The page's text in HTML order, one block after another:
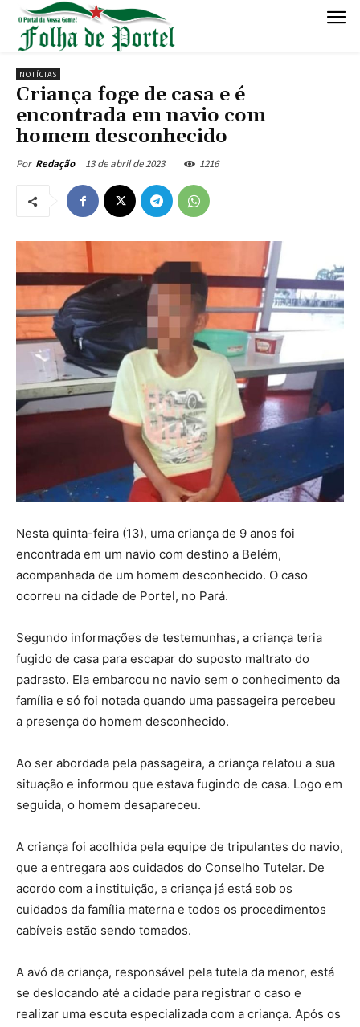
NOTÍCIAS
Criança foge de casa e é
encontrada em navio com
homem desconhecido
Por Redação 13 de abril de 2023 1216
Nesta quinta-feira (13), uma criança de 9 anos foi
encontrada em um navio com destino a Belém,
acompanhada de um homem desconhecido. O caso
ocorreu na cidade de Portel, no Pará.
Segundo informações de testemunhas, a criança teria
fugido de casa para escapar do suposto maltrato do
padrasto. Ela embarcou no navio sem o conhecimento da
família e só foi notada quando uma passageira percebeu
a presença do homem desconhecido.
Ao ser abordada pela passageira, a criança relatou a sua
situação e informou que estava fugindo de casa. Logo em
seguida, o homem desapareceu.
A criança foi acolhida pela equipe de tripulantes do navio,
que a entregara aos cuidados do Conselho Tutelar. De
acordo com a instituição, a criança já está sob os
cuidados da família materna e todos os procedimentos
cabíveis estão sendo tomados.
A avó da criança, responsável pela tutela da menor, está
se deslocando até a cidade para registrar o caso e
realizar uma escuta especializada com a criança. Após os